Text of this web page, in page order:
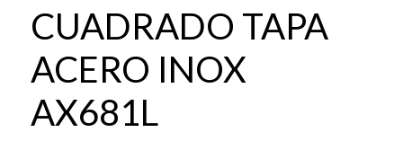
CUADRADO TAPA
ACERO INOX
AX681L